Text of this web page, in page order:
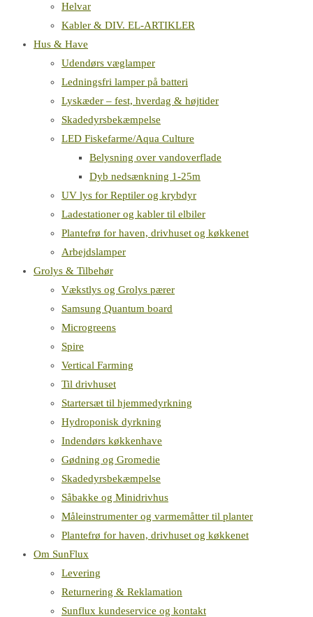
Helvar
Kabler & DIV. EL-ARTIKLER
Hus & Have
Udendørs væglamper
Ledningsfri lamper på batteri
Lyskæder – fest, hverdag & højtider
Skadedyrsbekæmpelse
LED Fiskefarme/Aqua Culture
Belysning over vandoverflade
Dyb nedsænkning 1-25m
UV lys for Reptiler og krybdyr
Ladestationer og kabler til elbiler
Plantefrø for haven, drivhuset og køkkenet
Arbejdslamper
Grolys & Tilbehør
Vækstlys og Grolys pærer
Samsung Quantum board
Microgreens
Spire
Vertical Farming
Til drivhuset
Startersæt til hjemmedyrkning
Hydroponisk dyrkning
Indendørs køkkenhave
Gødning og Gromedie
Skadedyrsbekæmpelse
Såbakke og Minidrivhus
Måleinstrumenter og varmemåtter til planter
Plantefrø for haven, drivhuset og køkkenet
Om SunFlux
Levering
Returnering & Reklamation
Sunflux kundeservice og kontakt